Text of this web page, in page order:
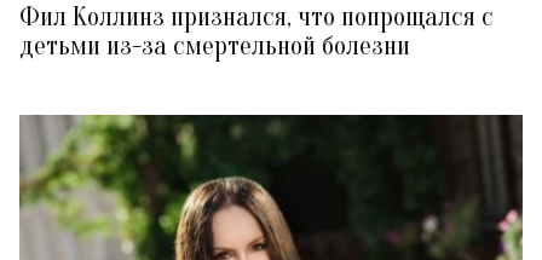
Фил Коллинз признался, что попрощался с
детьми из-за смертельной болезни